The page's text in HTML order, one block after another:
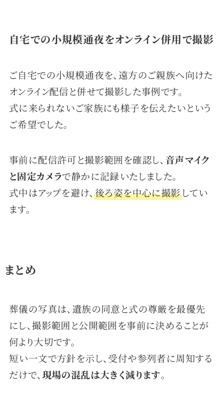
自宅での小規模通夜をオンライン併用で撮影
ご自宅での小規模通夜を、遠方のご親族へ向けた
オンライン配信と併せて撮影した事例です。
式に来られないご家族にも様子を伝えたいという
ご希望でした。
事前に配信許可と撮影範囲を確認し、 音声マイク
と固定カメラで静かに記録いたしました。
式中はアップを避け、 後ろ姿を中心に撮影してい
ます。
まとめ
葬儀の写真は、遺族の同意と式の尊厳を最優先
にし、撮影範囲と公開範囲を事前に決めることが
何より大切です。
短い一文で方針を示し、受付や参列者に周知する
だけで、 現場の混乱は大きく減ります。
料金一覧 依頼・相談はこちら